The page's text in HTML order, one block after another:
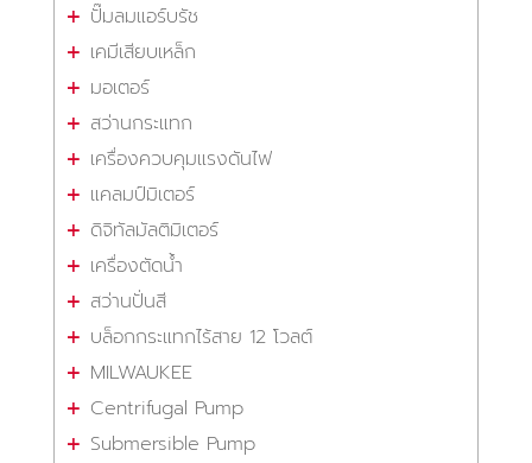
ปั๊มลมแอร์บรัช
เคมีเสียบเหล็ก
มอเตอร์
สว่านกระแทก
เครื่องควบคุมแรงดันไฟ
แคลมป์มิเตอร์
ดิจิทัลมัลติมิเตอร์
เครื่องตัดน้ำ
สว่านปั่นสี
บล็อกกระแทกไร้สาย 12 โวลต์
MILWAUKEE
Centrifugal Pump
Submersible Pump